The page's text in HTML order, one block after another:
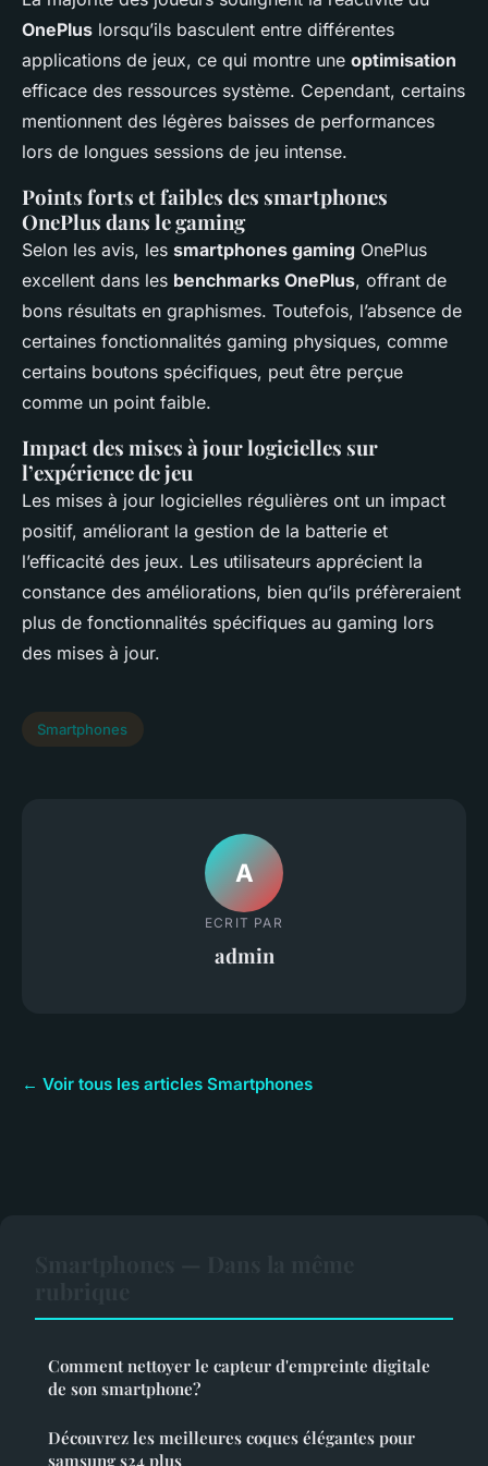
OnePlus lorsqu’ils basculent entre différentes
applications de jeux, ce qui montre une optimisation
efficace des ressources système. Cependant, certains
mentionnent des légères baisses de performances
lors de longues sessions de jeu intense.
Points forts et faibles des smartphones
OnePlus dans le gaming
Selon les avis, les smartphones gaming OnePlus
excellent dans les benchmarks OnePlus, offrant de
bons résultats en graphismes. Toutefois, l’absence de
certaines fonctionnalités gaming physiques, comme
certains boutons spécifiques, peut être perçue
comme un point faible.
Impact des mises à jour logicielles sur
l’expérience de jeu
Les mises à jour logicielles régulières ont un impact
positif, améliorant la gestion de la batterie et
l’efficacité des jeux. Les utilisateurs apprécient la
constance des améliorations, bien qu’ils préfèreraient
plus de fonctionnalités spécifiques au gaming lors
des mises à jour.
Smartphones
A
ECRIT PAR
admin
← Voir tous les articles Smartphones
Comment nettoyer le capteur d'empreinte digitale
de son smartphone?
Découvrez les meilleures coques élégantes pour
samsung s24 plus